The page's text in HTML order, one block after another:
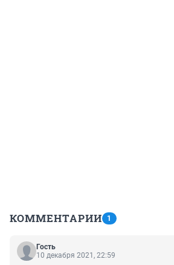
КОММЕНТАРИИ 1
Гость
10 декабря 2021, 22:59